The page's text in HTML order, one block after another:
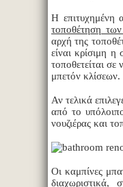
Η επιτυχημένη
τοποθέτηση των
αρχή της
είναι κρίσιμη
τοποθετείται
μπετόν κλίσεων.
Αν τελικά
από το
νουζιέρας και
Οι καμπίνες